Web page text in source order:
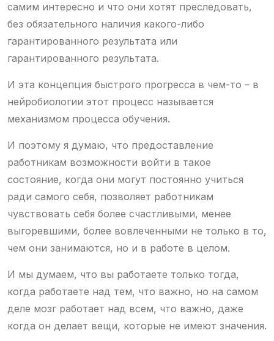
самим интересно и что они хотят преследовать,
без обязательного наличия какого-либо
гарантированного результата или
гарантированного результата.
И эта концепция быстрого прогресса в чем-то – в
нейробиологии этот процесс называется
механизмом процесса обучения.
И поэтому я думаю, что предоставление
работникам возможности войти в такое
состояние, когда они могут постоянно учиться
ради самого себя, позволяет работникам
чувствовать себя более счастливыми, менее
выгоревшими, более вовлеченными не только в то,
чем они занимаются, но и в работе в целом.
И мы думаем, что вы работаете только тогда,
когда работаете над тем, что важно, но на самом
деле мозг работает над всем, что важно, даже
когда он делает вещи, которые не имеют значения.